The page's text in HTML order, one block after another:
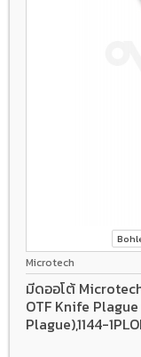
Microtech
มีดออโต้
OTF Knife
Plague),1144-